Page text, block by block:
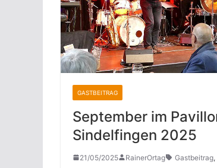
GASTBEITRAG
September im
Sindelfingen 2025
21/05/2025 RainerOrtag Gastbeitrag,